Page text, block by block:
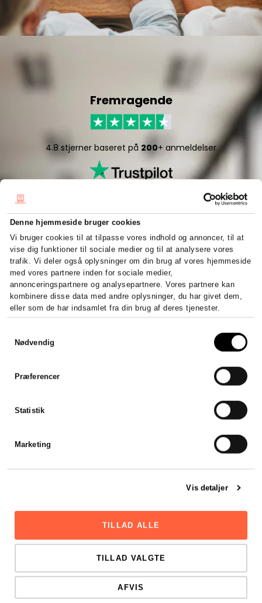
Denne hjemmeside bruger cookies
Vi bruger cookies til at tilpasse vores indhold og annoncer, til at
vise dig funktioner til sociale medier og til at analysere vores
trafik. Vi deler også oplysninger om din brug af vores hjemmeside
med vores partnere inden for sociale medier,
annonceringspartnere og analysepartnere. Vores partnere kan
kombinere disse data med andre oplysninger, du har givet dem,
eller som de har indsamlet fra din brug af deres tjenester.
Nødvendig
Præferencer
Statistik
Marketing
Vis detaljer
TILLAD ALLE
TILLAD VALGTE
AFVIS
Fremragende
4.8 stjerner baseret på 200+ anmeldelser
5/5 stjerner baseret på 50 + anmeldelser